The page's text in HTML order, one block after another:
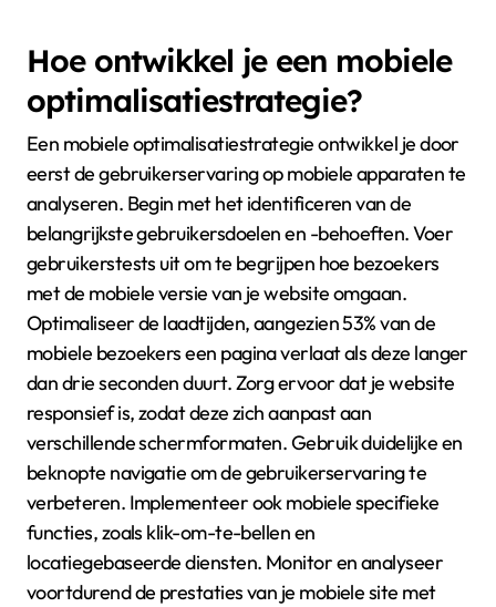
Hoe ontwikkel je een mobiele
optimalisatiestrategie?
Een mobiele optimalisatiestrategie ontwikkel je door
eerst de gebruikerservaring op mobiele apparaten te
analyseren. Begin met het identificeren van de
belangrijkste gebruikersdoelen en -behoeften. Voer
gebruikerstests uit om te begrijpen hoe bezoekers
met de mobiele versie van je website omgaan.
Optimaliseer de laadtijden, aangezien 53% van de
mobiele bezoekers een pagina verlaat als deze langer
dan drie seconden duurt. Zorg ervoor dat je website
responsief is, zodat deze zich aanpast aan
verschillende schermformaten. Gebruik duidelijke en
beknopte navigatie om de gebruikerservaring te
verbeteren. Implementeer ook mobiele specifieke
functies, zoals klik-om-te-bellen en
locatiegebaseerde diensten. Monitor en analyseer
voortdurend de prestaties van je mobiele site met